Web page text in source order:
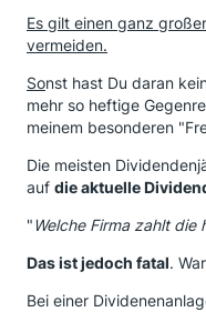
Es gilt einen ganz
vermeiden.
Sonst hast Du daran
mehr so heftige
meinem besonderen
Die meisten
auf die aktuelle
"Welche Firma zahlt die
Das ist jedoch fatal.
Bei einer